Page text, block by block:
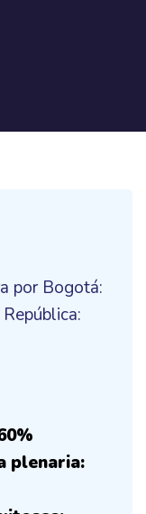
por Bogotá:
plenaria: